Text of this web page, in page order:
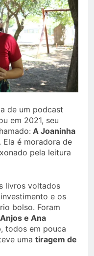
de um podcast
em 2021, seu
A Joaninha
. Ela é moradora de
pela leitura
livros voltados
e os
bolso. Foram
e Ana
, todos em pouca
uma tiragem de